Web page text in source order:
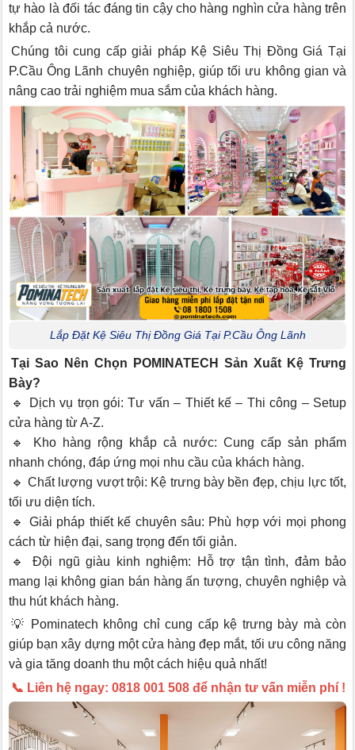
tự hào là đối tác đáng tin cậy cho hàng nghìn cửa hàng trên
khắp cả nước.
Chúng tôi cung cấp giải pháp Kệ Siêu Thị Đồng Giá Tại
P.Cầu Ông Lãnh chuyên nghiệp, giúp tối ưu không gian và
nâng cao trải nghiệm mua sắm của khách hàng.
Lắp Đặt Kệ Siêu Thị Đồng Giá Tại P.Cầu Ông Lãnh
Tại Sao Nên Chọn POMINATECH Sản Xuất Kệ Trưng
Bày?
🔹 Dịch vụ trọn gói: Tư vấn – Thiết kế – Thi công – Setup
cửa hàng từ A-Z.
🔹 Kho hàng rộng khắp cả nước: Cung cấp sản phẩm
nhanh chóng, đáp ứng mọi nhu cầu của khách hàng.
🔹 Chất lượng vượt trội: Kệ trưng bày bền đẹp, chịu lực tốt,
tối ưu diện tích.
🔹 Giải pháp thiết kế chuyên sâu: Phù hợp với mọi phong
cách từ hiện đại, sang trọng đến tối giản.
🔹 Đội ngũ giàu kinh nghiệm: Hỗ trợ tận tình, đảm bảo
mang lại không gian bán hàng ấn tượng, chuyên nghiệp và
thu hút khách hàng.
💡 Pominatech không chỉ cung cấp kệ trưng bày mà còn
giúp bạn xây dựng một cửa hàng đẹp mắt, tối ưu công năng
và gia tăng doanh thu một cách hiệu quả nhất!
📞 Liên hệ ngay: 0818 001 508 để nhận tư vấn miễn phí !